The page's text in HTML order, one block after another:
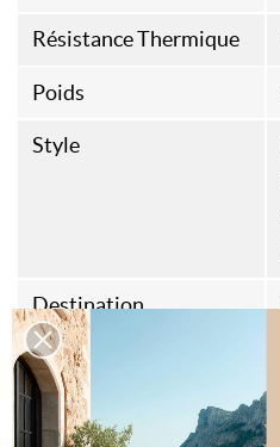
Résistance Thermique
Poids
Style
Destination
Spécificités